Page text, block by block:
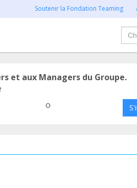
Soutenir la Fondation Teaming
et aux Managers du Groupe.
o